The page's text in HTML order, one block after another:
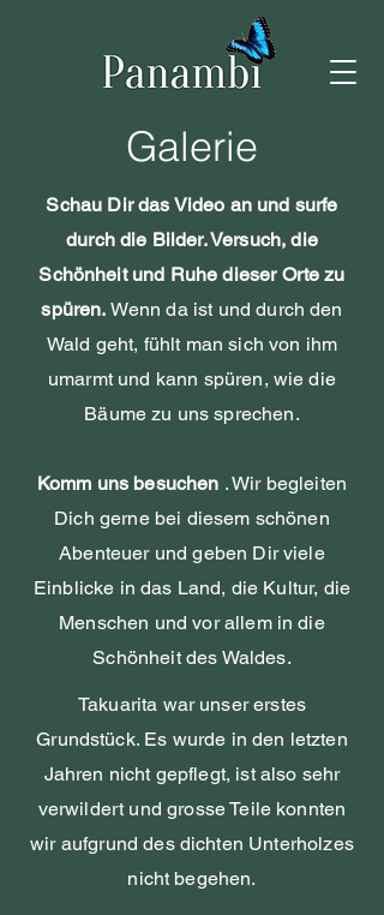
Galerie
Schau Dir das Video an und surfe
durch die Bilder. Versuch, die
Schönheit und Ruhe dieser Orte zu
spüren. Wenn da ist und durch den
Wald geht, fühlt man sich von ihm
umarmt und kann spüren, wie die
Bäume zu uns sprechen.
Komm uns besuchen . Wir begleiten
Dich gerne bei diesem schönen
Abenteuer und geben Dir viele
Einblicke in das Land, die Kultur, die
Menschen und vor allem in die
Schönheit des Waldes.
Takuarita war unser erstes
Grundstück. Es wurde in den letzten
Jahren nicht gepflegt, ist also sehr
verwildert und grosse Teile konnten
wir aufgrund des dichten Unterholzes
nicht begehen.